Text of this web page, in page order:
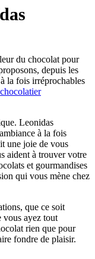
du chocolat pour
depuis les
la fois irréprochables
chocolatier
Leonidas
à la fois
une joie de vous
aident à trouver votre
et gourmandises
qui vous mène chez
que ce soit
vous ayez tout
rien que pour
fondre de plaisir.